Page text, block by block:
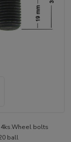
4ks.Wheel bolts
ball